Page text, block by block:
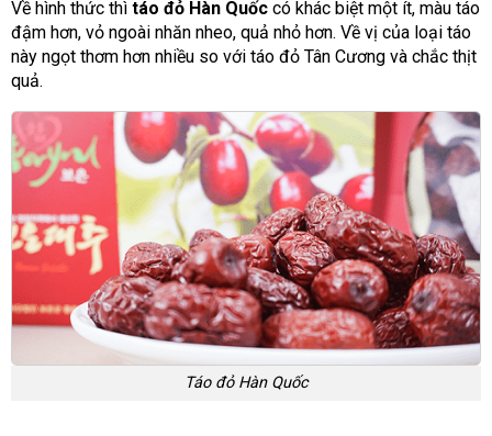
Về hình thức thì táo đỏ Hàn Quốc có khác biệt một ít, màu táo
đậm hơn, vỏ ngoài nhăn nheo, quả nhỏ hơn. Về vị của loại táo
này ngọt thơm hơn nhiều so với táo đỏ Tân Cương và chắc thịt
quả.
Táo đỏ Hàn Quốc